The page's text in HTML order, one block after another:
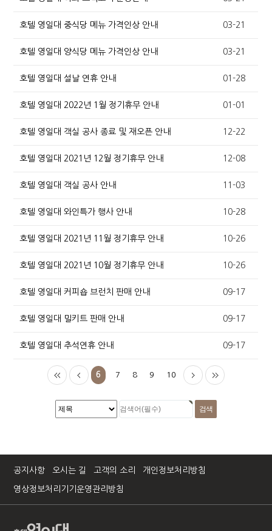
호텔 영일대 중식당 메뉴 가격인상 안내 03-21
호텔 영일대 양식당 메뉴 가격인상 안내 03-21
호텔 영일대 설날 연휴 안내 01-28
호텔 영일대 2022년 1월 정기휴무 안내 01-01
호텔 영일대 객실 공사 종료 및 재오픈 안내 12-22
호텔 영일대 2021년 12월 정기휴무 안내 12-08
호텔 영일대 객실 공사 안내 11-03
호텔 영일대 와인특가 행사 안내 10-28
호텔 영일대 2021년 11월 정기휴무 안내 10-26
호텔 영일대 2021년 10월 정기휴무 안내 10-26
호텔 영일대 커피숍 브런치 판매 안내 09-17
호텔 영일대 밀키트 판매 안내 09-17
호텔 영일대 추석연휴 안내 09-17
6 7 8 9 10
공지사항 오시는 길 고객의 소리 개인정보처리방침
영상정보처리기기운영관리방침